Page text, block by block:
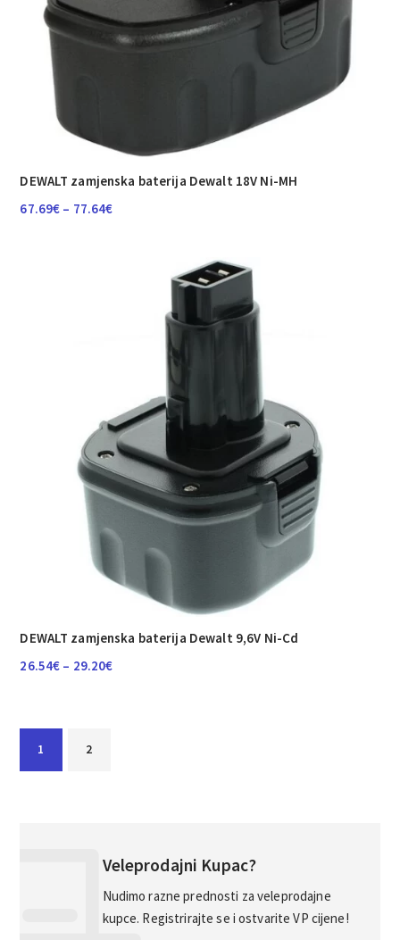
DEWALT zamjenska baterija Dewalt 18V Ni-MH
67.69€ – 77.64€Raspon
DEWALT zamjenska baterija Dewalt 9,6V Ni-Cd
26.54€ – 29.20€Raspon
1 2
Veleprodajni Kupac?
Nudimo razne prednosti za veleprodajne
kupce. Registrirajte se i ostvarite VP cijene!